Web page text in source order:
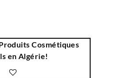
Cosmétiques
en Algérie!